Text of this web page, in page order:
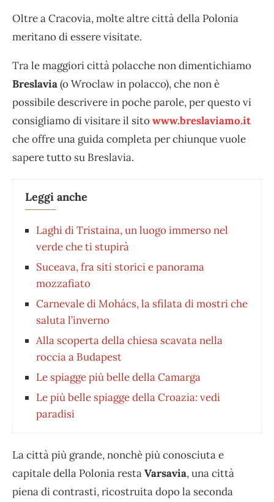
Oltre a Cracovia, molte altre città della Polonia
meritano di essere visitate.
Tra le maggiori città polacche non dimentichiamo
Breslavia(o Wroclaw in polacco), che non è
possibile descrivere in poche parole, per questo vi
consigliamo di visitare il sitowww.breslaviamo.it
che offre una guida completa per chiunque vuole
sapere tutto su Breslavia.
Leggi anche
Laghi di Tristaina, un luogo immerso nel
verde che ti stupirà
Suceava, fra siti storici e panorama
mozzafiato
Carnevale di Mohács, la sfilata di mostri che
saluta l’inverno
Alla scoperta della chiesa scavata nella
roccia a Budapest
Le spiagge più belle della Camarga
Le più belle spiagge della Croazia: vedi
paradisi
La città più grande, nonchè più conosciuta e
capitale della Polonia restaVarsavia, una città
piena di contrasti, ricostruita dopo la seconda